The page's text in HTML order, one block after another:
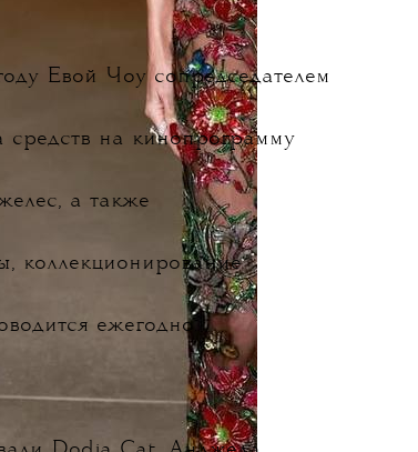
Евой Чоу сопредседателем
средств на кинопрограмму
а также
коллекционирование
ежегодно.